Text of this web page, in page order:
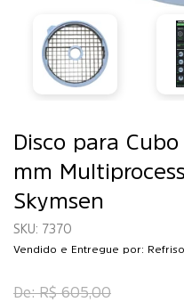
Disco para Cubo
mm
Skymsen
7370
Vendido e Entregue por:
R$ 605,00